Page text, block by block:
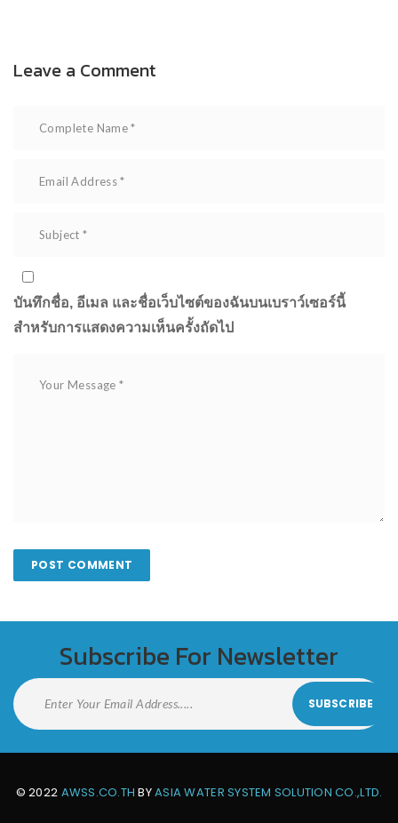
Leave a Comment
บันทึกชื่อ, อีเมล และชื่อเว็บไซต์ของฉันบนเบราว์เซอร์นี้
สำหรับการแสดงความเห็นครั้งถัดไป
Subscribe For Newsletter
© 2022 AWSS.CO.TH BYASIA WATER SYSTEM SOLUTION CO.,LTD.